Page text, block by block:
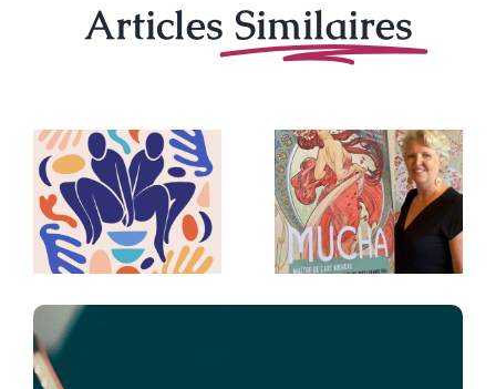
Articles Similaires
Mucha, un
Style, un
Art
Des
Parfums &
des
Artistes
comme des